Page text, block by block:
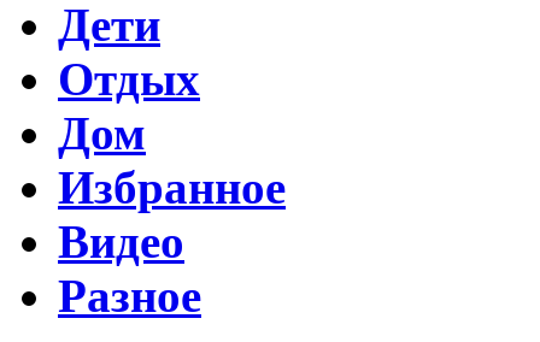
Дети
Отдых
Дом
Избранное
Видео
Разное